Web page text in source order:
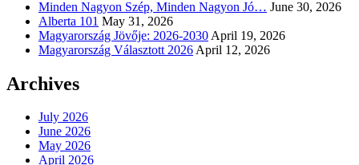
Minden Nagyon Szép, Minden Nagyon Jó… June 30, 2026
Alberta 101 May 31, 2026
Magyarország Jövője: 2026-2030 April 19, 2026
Magyarország Választott 2026 April 12, 2026
Archives
July 2026
June 2026
May 2026
April 2026